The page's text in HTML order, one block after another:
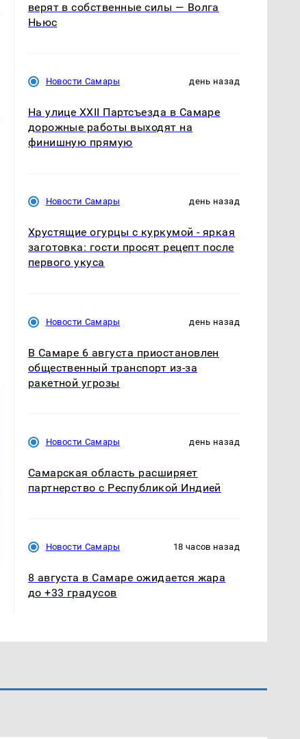
ждать всем нам?
продукта: что купить?
верят в собственные силы — Волга
Ньюс
Новости Самары день назад
На улице XXII Партсъезда в Самаре
дорожные работы выходят на
финишную прямую
Новости Самары день назад
Хрустящие огурцы с куркумой - яркая
заготовка: гости просят рецепт после
первого укуса
Новости Самары день назад
В Самаре 6 августа приостановлен
общественный транспорт из-за
ракетной угрозы
Новости Самары день назад
Самарская область расширяет
партнерство с Республикой Индией
Новости Самары 18 часов назад
8 августа в Самаре ожидается жара
до +33 градусов